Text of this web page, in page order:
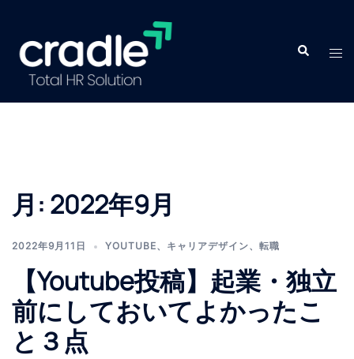
月: 2022年9月
2022年9月11日 YOUTUBE、 キャリアデザイン、 転職
【Youtube投稿】起業・独立
前にしておいてよかったこ
と３点